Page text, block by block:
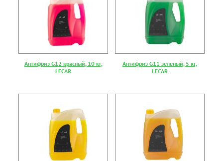
Антифриз G12 красный, 10 кг,
LECAR
Антифриз G11 зеленый, 5 кг,
LECAR